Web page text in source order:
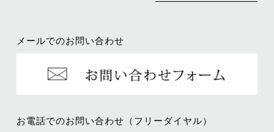
メールでのお問い合わせ
お電話でのお問い合わせ（フリーダイヤル）